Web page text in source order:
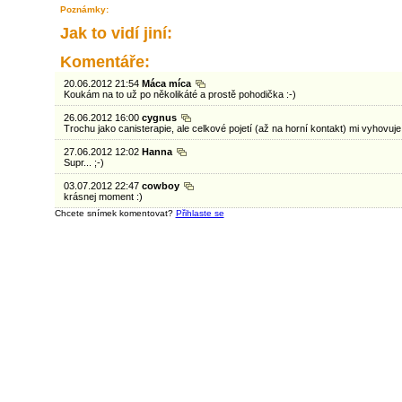
Poznámky:
Jak to vidí jiní:
Komentáře:
20.06.2012 21:54 Máca míca
Koukám na to už po několikáté a prostě pohodička :-)
26.06.2012 16:00 cygnus
Trochu jako canisterapie, ale celkové pojetí (až na horní kontakt) mi
27.06.2012 12:02 Hanna
Supr... ;-)
03.07.2012 22:47 cowboy
krásnej moment :)
Chcete snímek komentovat? Přihlaste se